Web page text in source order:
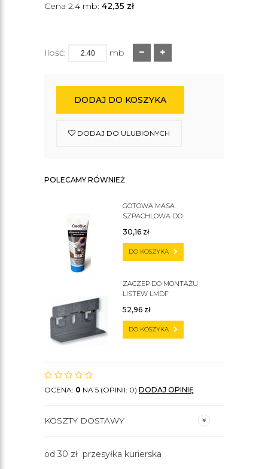
Cena 2.4 mb: 42,35 zł
Ilość: mb
DODAJ DO KOSZYKA
DODAJ DO ULUBIONYCH
POLECAMY RÓWNIEŻ
GOTOWA MASA
SZPACHLOWA DO
30,16 zł
DO KOSZYKA
ZACZEP DO MONTAŻU
LISTEW LMDF
52,96 zł
DO KOSZYKA
OCENA: 0 NA 5 (OPINII: 0) DODAJ OPINIĘ
KOSZTY DOSTAWY
od 30 zł przesyłka kurierska